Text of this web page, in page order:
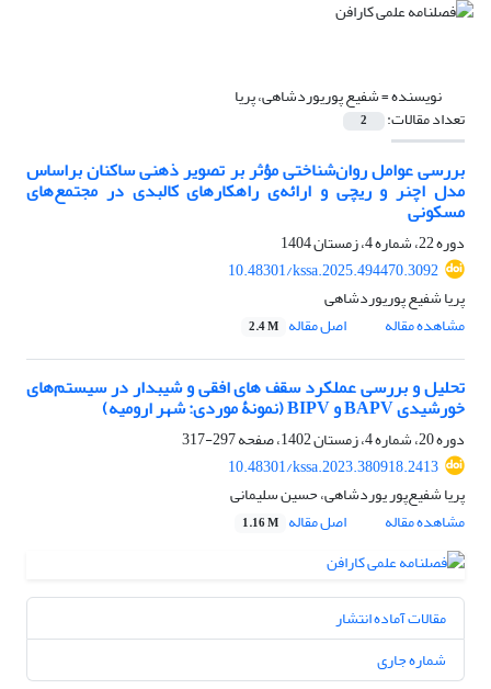
نویسنده =شفیع پوریوردشاهی، پریا
تعداد مقالات: 2
بررسی عوامل روان‌شناختی مؤثر بر تصویر ذهنی ساکنان براساس
مدل اچنر و ریچی و ارائه‌ی راهکارهای کالبدی در مجتمع‌های
مسکونی
دوره 22، شماره 4، زمستان 1404
10.48301/kssa.2025.494470.3092
پریا شفیع پوریوردشاهی
مشاهده مقاله
اصل مقاله 2.4 M
تحلیل و بررسی عملکرد سقف ‌های افقی و شیبدار در سیستم‌های
خورشیدی BAPV و BIPV (نمونۀ موردی: شهر ارومیه)
دوره 20، شماره 4، زمستان 1402، صفحه
297-317
10.48301/kssa.2023.380918.2413
پریا شفیع‌پور یوردشاهی، حسین سلیمانی
مشاهده مقاله
اصل مقاله 1.16 M
مقالات آماده انتشار
شماره جاری